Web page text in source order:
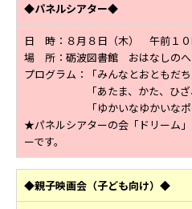
◆パネルシアター◆
日 時：８月８日（木） 午前１０
場 所：砺波図書館 おはなしの
プログラム：「みんなとおともだち
「あたま、かた、ひざ、
「ゆかいなゆかいなポケ
★パネルシアターの会「ドリーム
ーです。
◆親子映画会（子ども向け）◆